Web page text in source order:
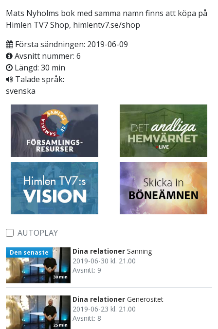
Mats Nyholms bok med samma namn finns att köpa på
Himlen TV7 Shop, himlentv7.se/shop
Första sändningen: 2019-06-09
Avsnitt nummer: 6
Längd: 30 min
Talade språk:
svenska
AUTOPLAY
30 min
Den senaste Dina relationer Sanning
2019-06-30 kl. 21.00
Avsnitt: 9
25 min
Dina relationer Generositet
2019-06-23 kl. 21.00
Avsnitt: 8